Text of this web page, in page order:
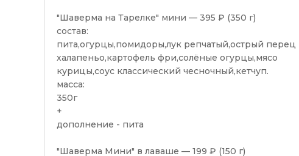
"Шаверма на Тарелке" мини — 395 ₽ (350 г)
состав:
пита,огурцы,помидоры,лук репчатый,острый перец
халапеньо,картофель фри,солёные огурцы,мясо
курицы,соус классический чесночный,кетчуп.
масса:
350г
+
дополнение - пита
"Шаверма Мини" в лаваше — 199 ₽ (150 г)